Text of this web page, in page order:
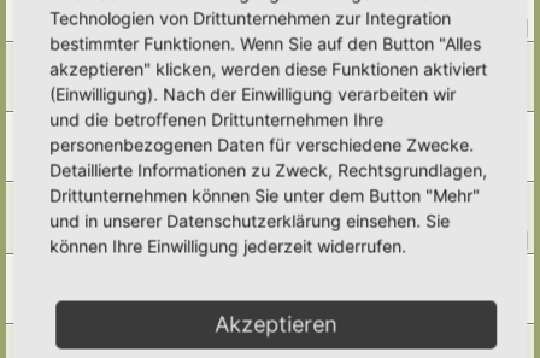
« Di 19. Mai 2026, 09:19
Antworten:32
Apfel veredeln
Letzter Beitrag vonPoco Loco«Mi 25. Feb 2026, 21:01
Antworten:8
Beeren vermehren
Letzter Beitrag vonGrizzlyimGarten«Di 10. Feb 2026, 19:09
Antworten: 4
Kaltanbau
Letzter Beitrag vonTidofelder «So 23. Nov 2025, 15:45
Antworten:
24
Vorziehen und plastikfreie(?) Anzucht im Haus
Technologien von Drittunternehmen zur Integration
bestimmter Funktionen. Wenn Sie auf den Button "Alles
akzeptieren" klicken, werden diese Funktionen aktiviert
(Einwilligung). Nach der Einwilligung verarbeiten wir
und die betroffenen Drittunternehmen Ihre
personenbezogenen Daten für verschiedene Zwecke.
Detaillierte Informationen zu Zweck, Rechtsgrundlagen,
Drittunternehmen können Sie unter dem Button "Mehr"
und in unserer Datenschutzerklärung einsehen. Sie
können Ihre Einwilligung jederzeit widerrufen.
Akzeptieren